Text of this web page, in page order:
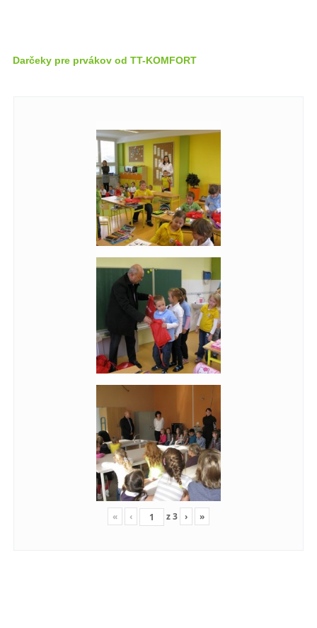
Darčeky pre prvákov od TT-KOMFORT
« ‹ z3 › »